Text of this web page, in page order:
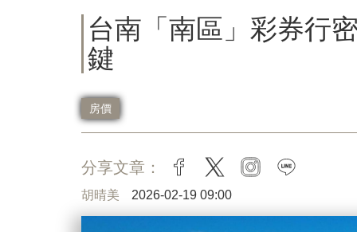
台南「南區」彩券行
鍵
房價
分享文章： facebook
twitter instagram
胡晴美 2026-02-19 09:00